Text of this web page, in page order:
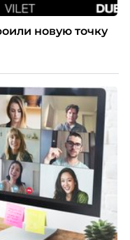
новую точку